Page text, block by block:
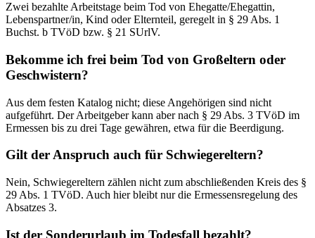
Zwei bezahlte Arbeitstage beim Tod von Ehegatte/Ehegattin,
Lebenspartner/in, Kind oder Elternteil, geregelt in § 29 Abs. 1
Buchst. b TVöD bzw. § 21 SUrlV.
Bekomme ich frei beim Tod von Großeltern oder
Geschwistern?
Aus dem festen Katalog nicht; diese Angehörigen sind nicht
aufgeführt. Der Arbeitgeber kann aber nach § 29 Abs. 3 TVöD im
Ermessen bis zu drei Tage gewähren, etwa für die Beerdigung.
Gilt der Anspruch auch für Schwiegereltern?
Nein, Schwiegereltern zählen nicht zum abschließenden Kreis des §
29 Abs. 1 TVöD. Auch hier bleibt nur die Ermessensregelung des
Absatzes 3.
Ist der Sonderurlaub im Todesfall bezahlt?